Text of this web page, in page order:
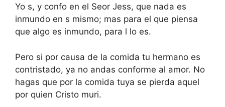
Yo s, y confo en el Seor Jess, que nada es
inmundo en s mismo; mas para el que piensa
que algo es inmundo, para l lo es.
Pero si por causa de la comida tu hermano es
contristado, ya no andas conforme al amor. No
hagas que por la comida tuya se pierda aquel
por quien Cristo muri.